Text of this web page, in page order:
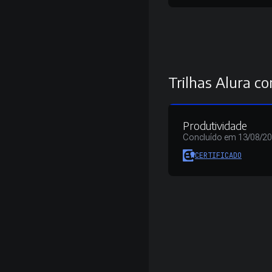
Trilhas Alura
Produtividade
Concluído em 13/08/
CERTIFICADO